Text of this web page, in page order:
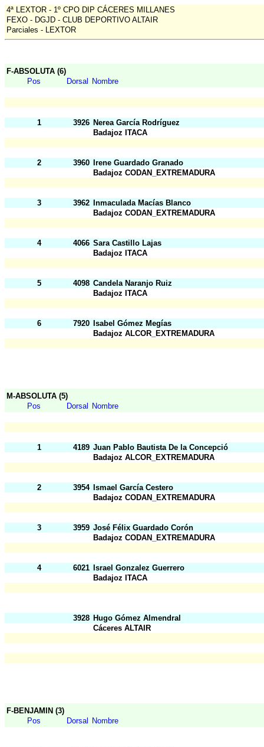
4ª LEXTOR - 1º CPO DIP CÁCERES MILLANES
FEXO - DGJD - CLUB DEPORTIVO ALTAIR
Parciales - LEXTOR
F-ABSOLUTA (6)
Pos
Dorsal Nombre
1 3926 Nerea García Rodríguez
Badajoz ITACA
2 3960
Irene Guardado Granado
Badajoz CODAN_EXTREMADURA
3 3962
Inmaculada Macías Blanco
Badajoz CODAN_EXTREMADURA
4 4066 Sara Castillo Lajas
Badajoz ITACA
5 4098 Candela Naranjo Ruiz
Badajoz ITACA
6 7920
Isabel Gómez Megías
Badajoz ALCOR_EXTREMADURA
M-ABSOLUTA (5)
Pos
Dorsal Nombre
1 4189 Juan Pablo Bautista De la Concepció
Badajoz ALCOR_EXTREMADURA
2 3954
Ismael García Cestero
Badajoz CODAN_EXTREMADURA
3 3959 José Félix Guardado Corón
Badajoz CODAN_EXTREMADURA
4 6021
Israel Gonzalez Guerrero
Badajoz ITACA
3928 Hugo Gómez Almendral
Cáceres ALTAIR
F-BENJAMIN (3)
Pos
Dorsal Nombre